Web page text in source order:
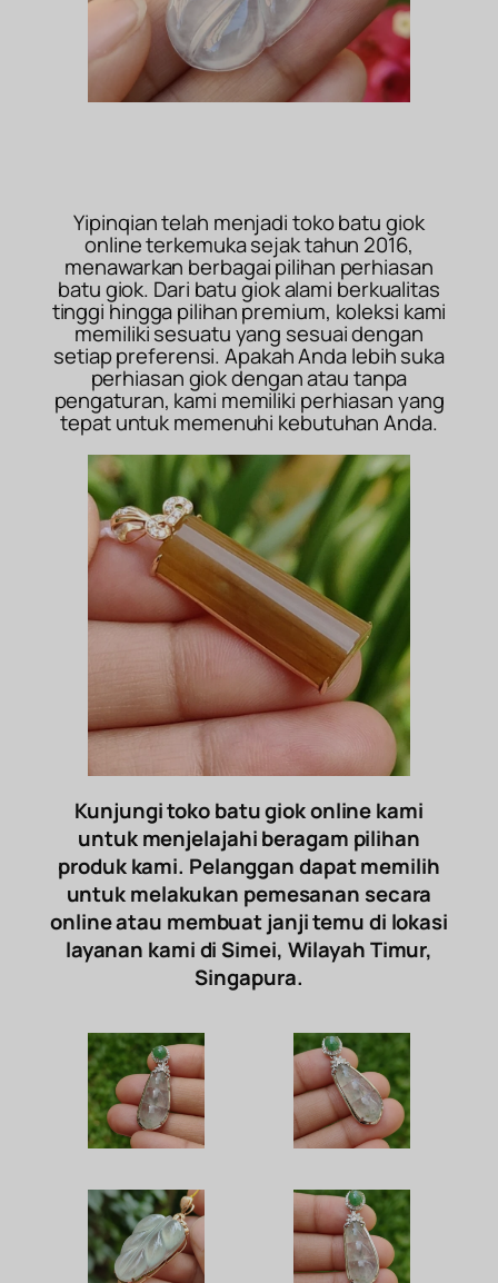
Yipinqian telah menjadi toko batu giok
online terkemuka sejak tahun 2016,
menawarkan berbagai pilihan perhiasan
batu giok. Dari batu giok alami berkualitas
tinggi hingga pilihan premium, koleksi kami
memiliki sesuatu yang sesuai dengan
setiap preferensi. Apakah Anda lebih suka
perhiasan giok dengan atau tanpa
pengaturan, kami memiliki perhiasan yang
tepat untuk memenuhi kebutuhan Anda.
Kunjungi toko batu giok online kami
untuk menjelajahi beragam pilihan
produk kami. Pelanggan dapat memilih
untuk melakukan pemesanan secara
online atau membuat janji temu di lokasi
layanan kami di Simei, Wilayah Timur,
Singapura.